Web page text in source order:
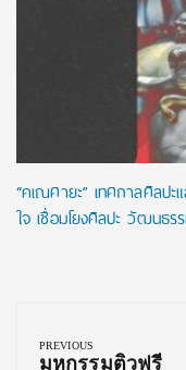
“คเณศายะ” เทศกาลศิลป
ใจ เชื่อมโยงศิลปะ วัฒนธร
navigation
PREVIOUS
Previous
มหกรรมติวฟรี